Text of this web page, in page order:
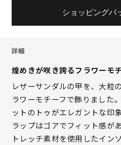
ショッピングバ
詳細
煌めきが咲き誇るフラワーモ
レザーサンダルの甲を、大粒
ラワーモチーフで飾りました
ットのトゥがエレガントな印
ラップはゴアでフィット感が
トレッチ素材を使用したイン